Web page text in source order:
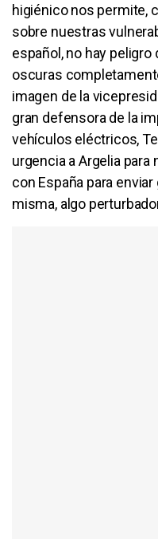
higiénico nos permite,
sobre nuestras
español, no hay
oscuras
imagen de la
gran defensora de la
vehículos eléctricos,
urgencia a Argelia
con España para
misma, algo